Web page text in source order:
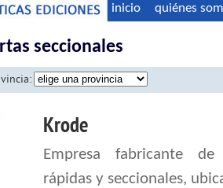
inicio quiénes
seccionales
Krode
Empresa fabricante de
rápidas y seccionales,